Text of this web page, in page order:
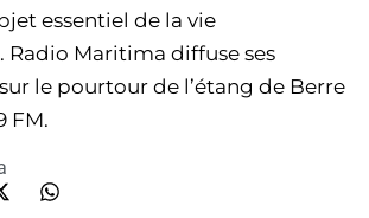
essentiel de la vie
Radio Maritima diffuse ses
le pourtour de l’étang de Berre
FM.